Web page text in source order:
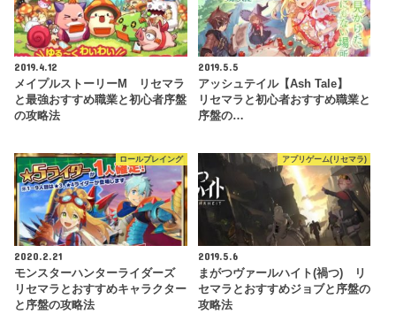
2019.4.12
メイプルストーリーM リセマラ
と最強おすすめ職業と初心者序盤
の攻略法
2019.5.5
アッシュテイル【Ash Tale】
リセマラと初心者おすすめ職業と
序盤の…
ロールプレイング
2020.2.21
モンスターハンターライダーズ
リセマラとおすすめキャラクター
と序盤の攻略法
アプリゲーム(リセマラ)
2019.5.6
まがつヴァールハイト(禍つ) リ
セマラとおすすめジョブと序盤の
攻略法